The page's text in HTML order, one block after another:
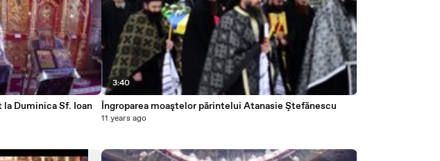
Duminica Sf. Ioan
3:40
Îngroparea moaştelor părintelui Atanasie Ştefănescu
11 years ago